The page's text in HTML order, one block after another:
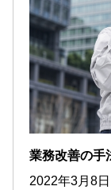
業務改善の手
2022年3月8日